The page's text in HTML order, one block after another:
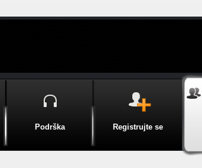
Podrška Registrujte se